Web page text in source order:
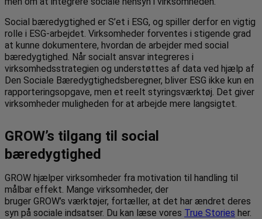
Social bæredygtighed er S’et i ESG, og spiller derfor en vigtig
rolle i ESG-arbejdet. Virksomheder forventes i stigende grad
at kunne dokumentere, hvordan de arbejder med social
bæredygtighed. Når socialt ansvar integreres i
virksomhedsstrategien og understøttes af data ved hjælp af
Den Sociale Bæredygtighedsberegner, bliver ESG ikke kun en
rapporteringsopgave, men et reelt styringsværktøj. Det giver
virksomheder muligheden for at arbejde mere langsigtet.
GROW’s tilgang til social
bæredygtighed
GROW hjælper virksomheder fra motivation til handling til
målbar effekt. Mange virksomheder, der
bruger GROW’s værktøjer, fortæller, at det har ændret deres
syn på sociale indsatser. Du kan læse vores True Stories her.